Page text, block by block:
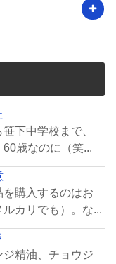
下中学校まで、
歳なのに（笑...
購入するのはお
カリでも）。な...
精油、チョウジ